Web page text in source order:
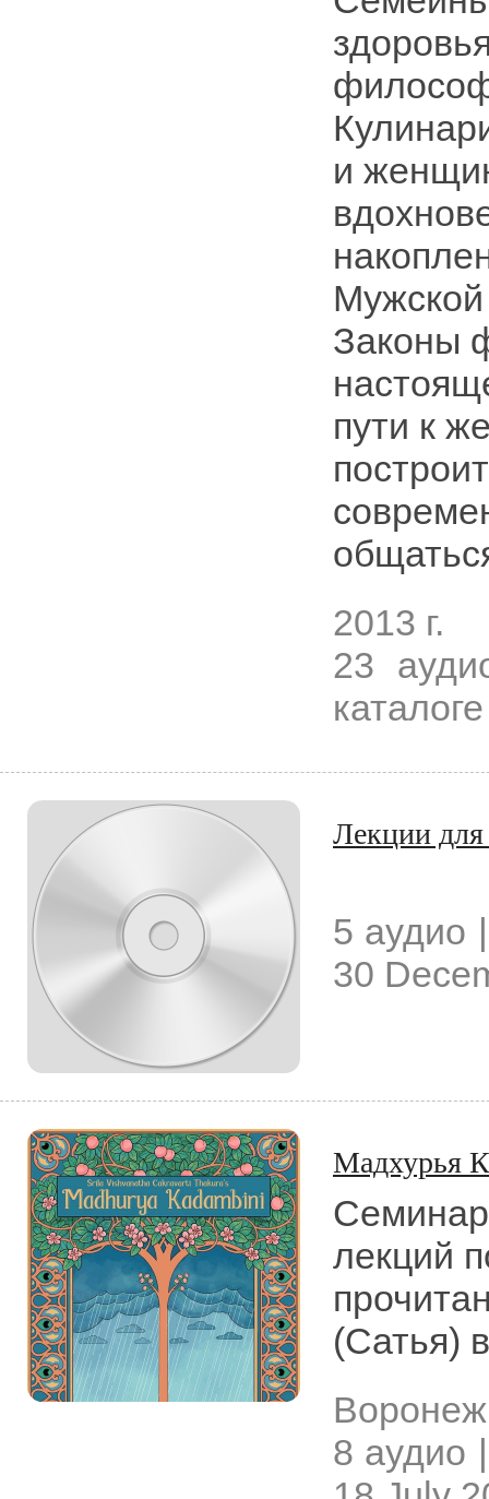
и
Законы
пути к
2013 г.
23
Лекции
5 аудио
30
Мадхурья
Семинар
лекций
(Сатья)
Воронеж
8 аудио